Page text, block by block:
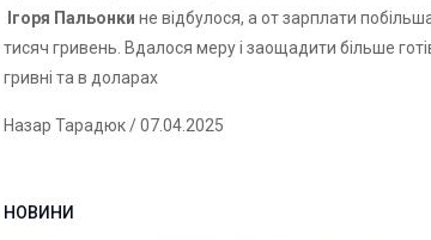
Ігоря Пальонки не відбулося, а от зарплати
тисяч гривень. Вдалося меру і заощадити більше
гривні та в доларах
Назар Тарадюк/ 07.04.2025
НОВИНИ